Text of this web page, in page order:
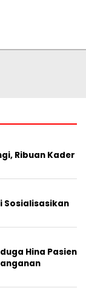
Ribuan Kader
Sosialisasikan
Hina Pasien